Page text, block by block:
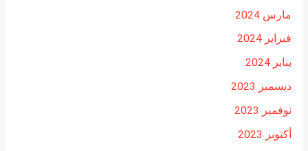
مارس 2024
فبراير 2024
يناير 2024
ديسمبر 2023
نوفمبر 2023
أكتوبر 2023